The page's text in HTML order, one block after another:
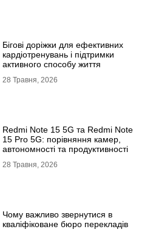
Бігові доріжки для ефективних
кардіотренувань і підтримки
активного способу життя
28 Травня, 2026
Redmi Note 15 5G та Redmi Note
15 Pro 5G: порівняння камер,
автономності та продуктивності
28 Травня, 2026
Чому важливо звернутися в
кваліфіковане бюро перекладів